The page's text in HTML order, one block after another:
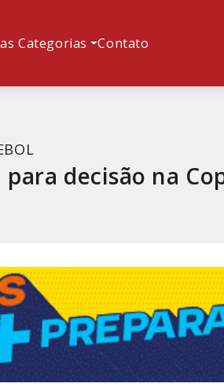
Categorias Contato
decisão na